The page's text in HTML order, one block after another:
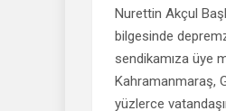
Nurettin Akçul
bilgesinde
sendikamıza üye
Kahramanmaraş,
yüzlerce